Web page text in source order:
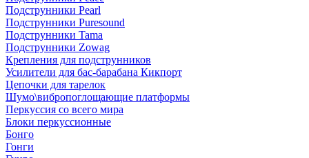
Подструнники Pearl
Подструнники Puresound
Подструнники Tama
Подструнники Zowag
Крепления для подструнников
Усилители для бас-барабана Кикпорт
Цепочки для тарелок
Шумо\вибропоглощающие платформы
Перкуссия со всего мира
Блоки перкуссионные
Бонго
Гонги